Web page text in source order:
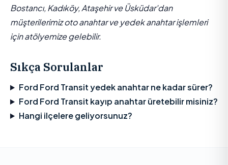
Bostancı, Kadıköy, Ataşehir ve Üsküdar'dan
müşterilerimiz oto anahtar ve yedek anahtar işlemleri
için atölyemize gelebilir.
Sıkça Sorulanlar
Ford Ford Transit yedek anahtar ne kadar sürer?
Ford Ford Transit kayıp anahtar üretebilir misiniz?
Hangi ilçelere geliyorsunuz?